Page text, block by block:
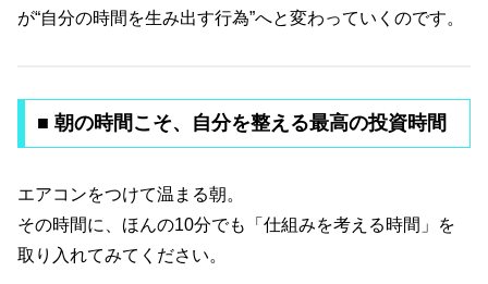
が“自分の時間を生み出す行為”へと変わっていくのです。
■ 朝の時間こそ、自分を整える最高の投資時間
エアコンをつけて温まる朝。
その時間に、ほんの10分でも「仕組みを考える時間」を
取り入れてみてください。